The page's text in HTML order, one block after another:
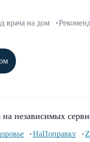
врача на дом
независимых
НаПоправку